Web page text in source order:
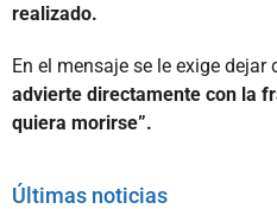
realizado.
En el mensaje se le exige dejar
advierte directamente con la
quiera morirse”.
Últimas noticias